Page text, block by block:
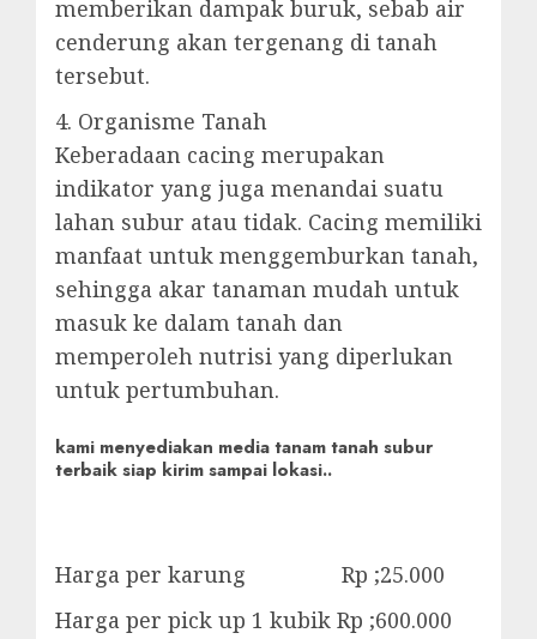
memberikan dampak buruk, sebab air
cenderung akan tergenang di tanah
tersebut.
4. Organisme Tanah
Keberadaan cacing merupakan
indikator yang juga menandai suatu
lahan subur atau tidak. Cacing memiliki
manfaat untuk menggemburkan tanah,
sehingga akar tanaman mudah untuk
masuk ke dalam tanah dan
memperoleh nutrisi yang diperlukan
untuk pertumbuhan.
kami menyediakan media tanam tanah subur
terbaik siap kirim sampai lokasi..
Harga per karung Rp ;25.000
Harga per pick up 1 kubik Rp ;600.000